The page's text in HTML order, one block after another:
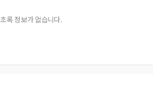
록 정보가 없습니다.